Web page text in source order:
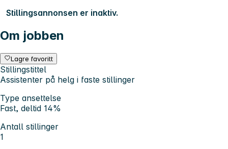
Stillingsannonsen er inaktiv.
Om jobben
Lagre favoritt
Stillingstittel
Assistenter på helg i faste stillinger
Type ansettelse
Fast, deltid 14%
Antall stillinger
1